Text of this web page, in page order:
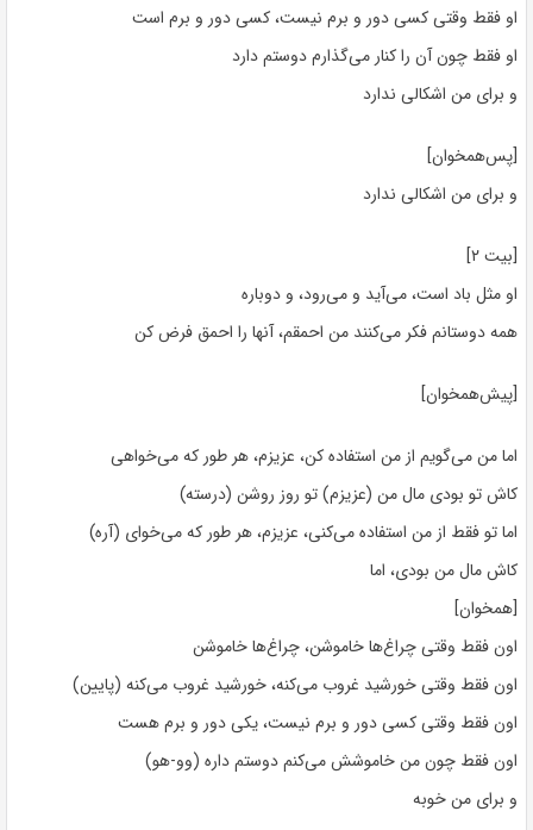
او فقط وقتی کسی دور و برم نیست، کسی دور و برم است
او فقط چون آن را کنار می‌گذارم دوستم دارد
و برای من اشکالی ندارد
[پس‌همخوان]
و برای من اشکالی ندارد
[بیت ۲]
او مثل باد است، می‌آید و می‌رود، و دوباره
همه دوستانم فکر می‌کنند من احمقم، آنها را احمق فرض کن
[پیش‌همخوان]
اما من می‌گویم از من استفاده کن، عزیزم، هر طور که می‌خواهی
کاش تو بودی مال من (عزیزم) تو روز روشن (درسته)
اما تو فقط از من استفاده می‌کنی، عزیزم، هر طور که می‌خوای (آره)
کاش مال من بودی، اما
[همخوان]
اون فقط وقتی چراغ‌ها خاموشن، چراغ‌ها خاموشن
اون فقط وقتی خورشید غروب می‌کنه، خورشید غروب می‌کنه (پایین)
اون فقط وقتی کسی دور و برم نیست، یکی دور و برم هست
اون فقط چون من خاموشش می‌کنم دوستم داره (وو-هو)
و برای من خوبه